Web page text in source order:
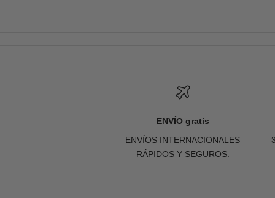
ENVÍO gratis
ENVÍOS INTERNACIONALES
RÁPIDOS Y SEGUROS.